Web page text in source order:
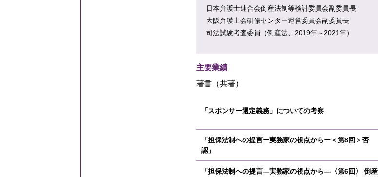
日本弁護士連合会倒産法制等検討委員会副委員長
大阪弁護士会研修センター運営委員会副委員長
司法試験考査委員（倒産法、2019年～2021年）
主要業績
著書（共著）
「スポンサー選定義務」についての考察
「担保法制への提言ー実務家の視点からー＜第8回＞否
認」
「担保法制への提言―実務家の視点から―〈第6回〉 倒産